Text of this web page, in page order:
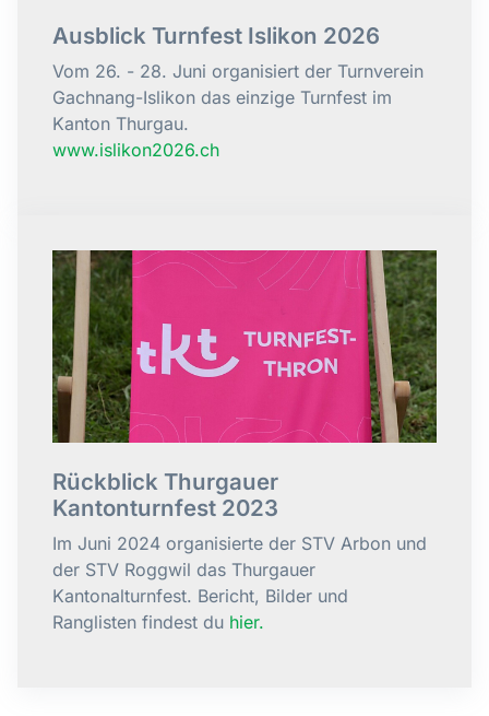
Ausblick Turnfest Islikon 2026
Vom 26. - 28. Juni organisiert der Turnverein
Gachnang-Islikon das einzige Turnfest im
Kanton Thurgau.
www.islikon2026.ch
Rückblick Thurgauer
Kantonturnfest 2023
Im Juni 2024 organisierte der STV Arbon und
der STV Roggwil das Thurgauer
Kantonalturnfest. Bericht, Bilder und
Ranglisten findest du hier.